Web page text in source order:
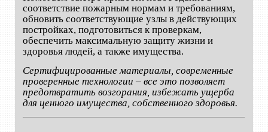
соответствие пожарным нормам и требованиям,
обновить соответствующие узлы в действующих
постройках, подготовиться к проверкам,
обеспечить максимальную защиту жизни и
здоровья людей, а также имущества.
Сертифицированные материалы, современные
проверенные технологии – все это позволяет
предотвратить возгорания, избежать ущерба
для ценного имущества, собственного здоровья.